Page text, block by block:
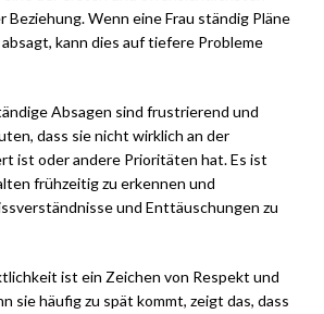
Beziehung. Wenn eine Frau ständig Pläne
kann dies auf tiefere Probleme
Absagen sind frustrierend und
dass sie nicht wirklich an der
ist oder andere Prioritäten hat. Es ist
frühzeitig zu erkennen und
und Enttäuschungen zu
ist ein Zeichen von Respekt und
sie häufig zu spät kommt, zeigt das, dass